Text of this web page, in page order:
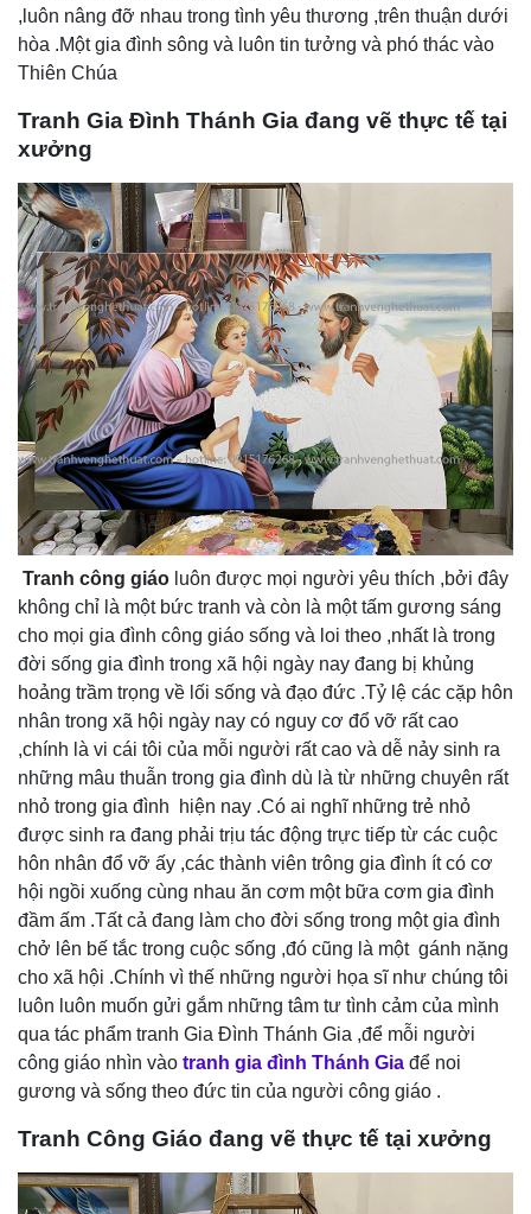
,luôn nâng đỡ nhau trong tình yêu thương ,trên thuận dưới
hòa .Một gia đình sông và luôn tin tưởng và phó thác vào
Thiên Chúa
Tranh Gia Đình Thánh Gia đang vẽ thực tế tại
xưởng
Tranh công giáo luôn được mọi người yêu thích ,bởi đây
không chỉ là một bức tranh và còn là một tấm gương sáng
cho mọi gia đình công giáo sống và loi theo ,nhất là trong
đời sống gia đình trong xã hội ngày nay đang bị khủng
hoảng trầm trọng về lối sống và đạo đức .Tỷ lệ các cặp hôn
nhân trong xã hội ngày nay có nguy cơ đổ vỡ rất cao
,chính là vi cái tôi của mỗi người rất cao và dễ nảy sinh ra
những mâu thuẫn trong gia đình dù là từ những chuyên rất
nhỏ trong gia đình hiện nay .Có ai nghĩ những trẻ nhỏ
được sinh ra đang phải trịu tác động trực tiếp từ các cuộc
hôn nhân đổ vỡ ấy ,các thành viên trông gia đình ít có cơ
hội ngồi xuống cùng nhau ăn cơm một bữa cơm gia đình
đầm ấm .Tất cả đang làm cho đời sống trong một gia đình
chở lên bế tắc trong cuộc sống ,đó cũng là một gánh nặng
cho xã hội .Chính vì thế những người họa sĩ như chúng tôi
luôn luôn muốn gửi gắm những tâm tư tình cảm của mình
qua tác phẩm tranh Gia Đình Thánh Gia ,để mỗi người
công giáo nhìn vào tranh gia đình Thánh Gia để noi
gương và sống theo đức tin của người công giáo .
Tranh Công Giáo đang vẽ thực tế tại xưởng